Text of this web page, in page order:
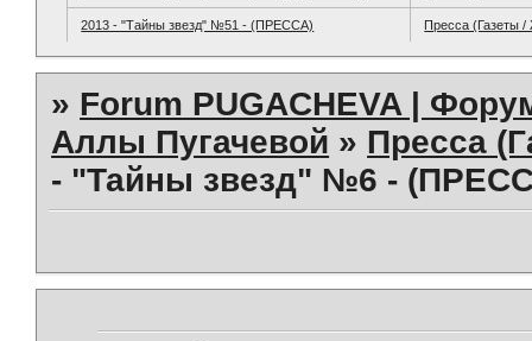
2013 - "Тайны звезд" №51 - (ПРЕССА) Пресса (Газеты
» Forum PUGACHEVA |
Аллы Пугачевой » Пресса
- "Тайны звезд" №6 -